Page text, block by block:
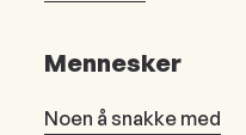
Mennesker
Noen å snakke med